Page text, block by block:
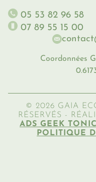
05 53 82 96 58
07 89 55 15 00
Coordonnées
© 2026 GAIA
RÉSERVÉS -
ADS GEEK TONIC
POLITIQUE